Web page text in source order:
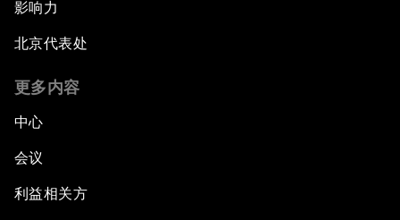
影响力
北京代表处
更多内容
中心
会议
利益相关方